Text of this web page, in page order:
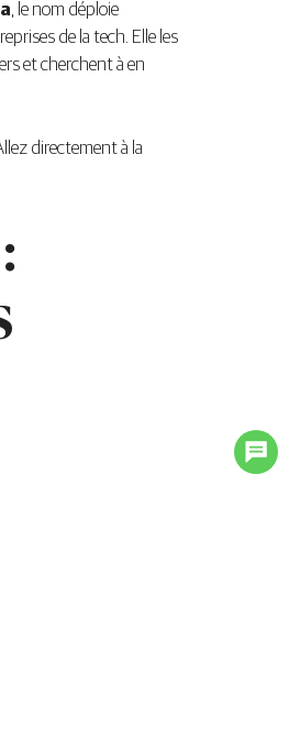
, le nom déploie
de la tech. Elle les
et cherchent à en
directement à la